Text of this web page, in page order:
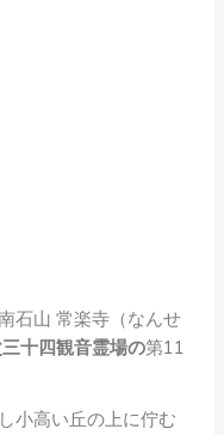
石山 常楽寺（なんせ
十四観音霊場の第11
小高い丘の上に佇む